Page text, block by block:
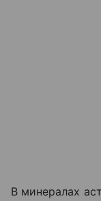
В минералах